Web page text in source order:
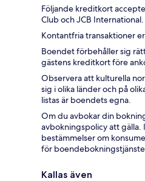
Följande kreditkort
Club och JCB International.
Kontantfria transaktioner
Boendet förbehåller sig
gästens kreditkort före
Observera att kulturella
sig i olika länder och på
listas är boendets egna.
Om du avbokar din
avbokningspolicy att gälla.
bestämmelser om
för
Kallas även